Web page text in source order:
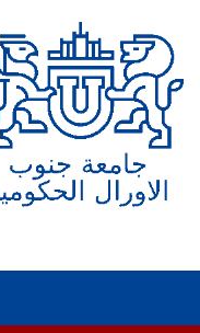
المحتوى
الرئيسي